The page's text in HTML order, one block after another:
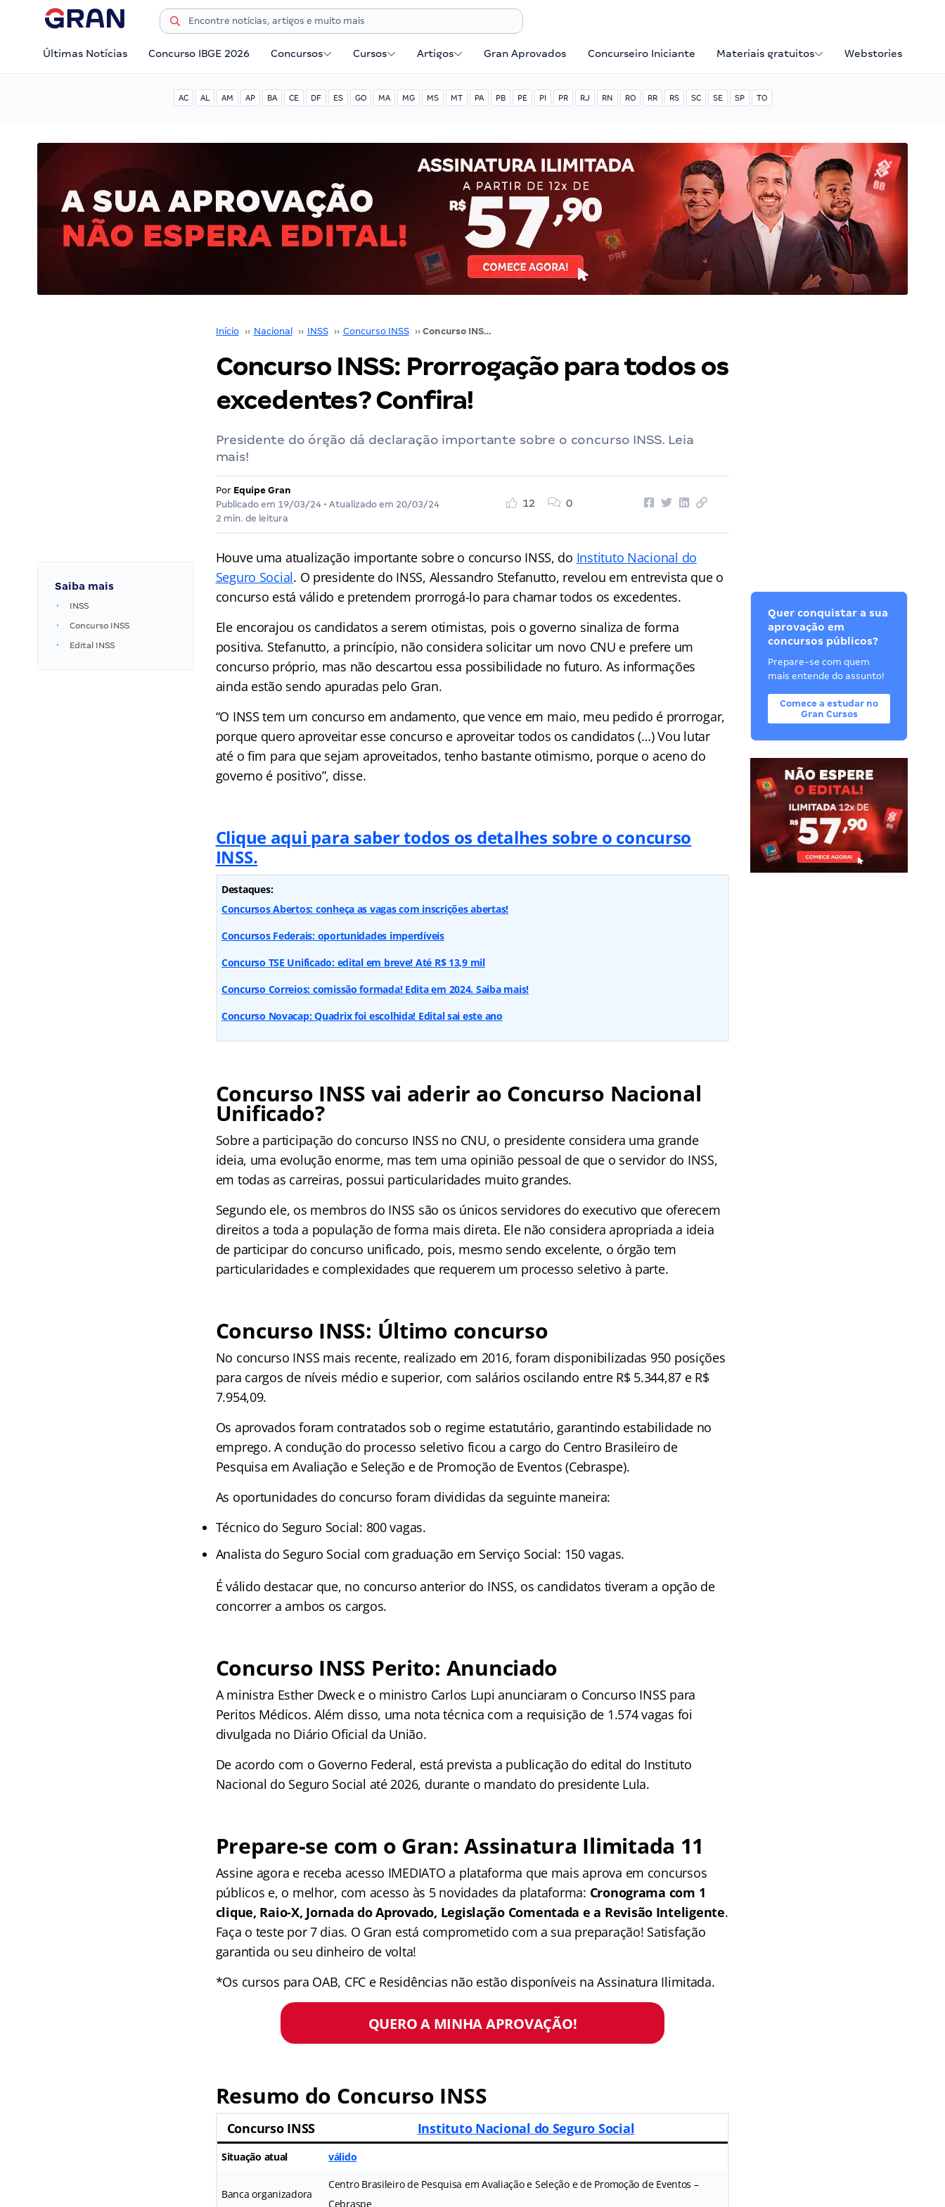
Últimas Notícias Concurso IBGE 2026 Concursos Cursos Artigos Gran Aprovados Concurseiro Iniciante Materiais gratuitos Webstories
AC AL AM AP BA CE DF ES GO MA MG MS MT PA PB PE PI PR RJ RN RO RR RS SC SE SP TO
Início ›› Nacional ›› INSS ›› Concurso INSS ›› Concurso INSS: Prorrogação para todos os excedentes? Confira!
Concurso INSS: Prorrogação para todos os
excedentes? Confira!
Presidente do órgão dá declaração importante sobre o concurso INSS. Leia
mais!
Por Equipe Gran
Publicado em 19/03/24• Atualizado em 20/03/24
2 min. de leitura
12 0
Saiba mais
INSS
Concurso INSS
Edital INSS
Houve uma atualização importante sobre o concurso INSS, do Instituto Nacional do
Seguro Social. O presidente do INSS, Alessandro Stefanutto, revelou em entrevista que o
concurso está válido e pretendem prorrogá-lo para chamar todos os excedentes.
Ele encorajou os candidatos a serem otimistas, pois o governo sinaliza de forma
positiva. Stefanutto, a princípio, não considera solicitar um novo CNU e prefere um
concurso próprio, mas não descartou essa possibilidade no futuro. As informações
ainda estão sendo apuradas pelo Gran.
“O INSS tem um concurso em andamento, que vence em maio, meu pedido é prorrogar,
porque quero aproveitar esse concurso e aproveitar todos os candidatos (…) Vou lutar
até o fim para que sejam aproveitados, tenho bastante otimismo, porque o aceno do
governo é positivo”, disse.
Clique aqui para saber todos os detalhes sobre o concurso
INSS.
Destaques:
Concursos Abertos: conheça as vagas com inscrições abertas!
Concursos Federais: oportunidades imperdíveis
Concurso TSE Unificado: edital em breve! Até R$ 13,9 mil
Concurso Correios: comissão formada! Edita em 2024. Saiba mais!
Concurso Novacap: Quadrix foi escolhida! Edital sai este ano
Concurso INSS vai aderir ao Concurso Nacional
Unificado?
Sobre a participação do concurso INSS no CNU, o presidente considera uma grande
ideia, uma evolução enorme, mas tem uma opinião pessoal de que o servidor do INSS,
em todas as carreiras, possui particularidades muito grandes.
Segundo ele, os membros do INSS são os únicos servidores do executivo que oferecem
direitos a toda a população de forma mais direta. Ele não considera apropriada a ideia
de participar do concurso unificado, pois, mesmo sendo excelente, o órgão tem
particularidades e complexidades que requerem um processo seletivo à parte.
Concurso INSS: Último concurso
No concurso INSS mais recente, realizado em 2016, foram disponibilizadas 950 posições
para cargos de níveis médio e superior, com salários oscilando entre R$ 5.344,87 e R$
7.954,09.
Os aprovados foram contratados sob o regime estatutário, garantindo estabilidade no
emprego. A condução do processo seletivo ficou a cargo do Centro Brasileiro de
Pesquisa em Avaliação e Seleção e de Promoção de Eventos (Cebraspe).
As oportunidades do concurso foram divididas da seguinte maneira:
Técnico do Seguro Social: 800 vagas.
Analista do Seguro Social com graduação em Serviço Social: 150 vagas.
É válido destacar que, no concurso anterior do INSS, os candidatos tiveram a opção de
concorrer a ambos os cargos.
Concurso INSS Perito: Anunciado
A ministra Esther Dweck e o ministro Carlos Lupi anunciaram o Concurso INSS para
Peritos Médicos. Além disso, uma nota técnica com a requisição de 1.574 vagas foi
divulgada no Diário Oficial da União.
De acordo com o Governo Federal, está prevista a publicação do edital do Instituto
Nacional do Seguro Social até 2026, durante o mandato do presidente Lula.
Prepare-se com o Gran: Assinatura Ilimitada 11
Assine agora e receba acesso IMEDIATO a plataforma que mais aprova em concursos
públicos e, o melhor, com acesso às 5 novidades da plataforma: Cronograma com 1
clique, Raio-X, Jornada do Aprovado, Legislação Comentada e a Revisão Inteligente.
Faça o teste por 7 dias. O Gran está comprometido com a sua preparação! Satisfação
garantida ou seu dinheiro de volta!
*Os cursos para OAB, CFC e Residências não estão disponíveis na Assinatura Ilimitada.
QUERO A MINHA APROVAÇÃO!
Resumo do Concurso INSS
Concurso INSS Instituto Nacional do Seguro Social
Situação atual válido
Banca organizadora
Centro Brasileiro de Pesquisa em Avaliação e Seleção e de Promoção de Eventos –
Cebraspe
Quer conquistar a sua
aprovação em
concursos públicos?
Prepare-se com quem
mais entende do assunto!
Comece a estudar no
Gran Cursos